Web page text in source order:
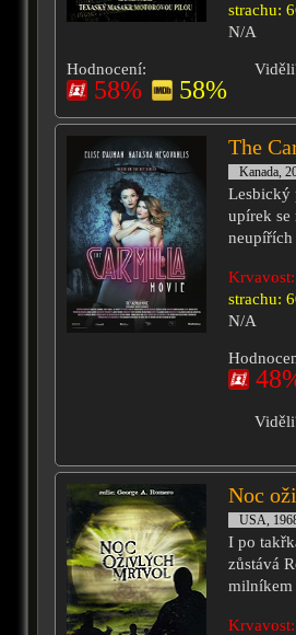
strachu:
N/A
Hodnocení:
58% 58%
The
Kanada,
Lesbický
upírek se
strachu:
N/A
Noc
USA,
I po
zůstává
milníkem